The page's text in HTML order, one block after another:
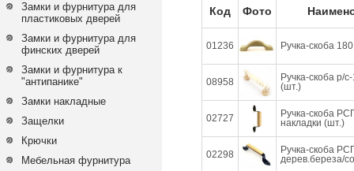
Замки и фурнитура для
пластиковых дверей
Замки и фурнитура для
финских дверей
Замки и фурнитура к
"антипанике"
Замки накладные
Защелки
Крючки
Мебельная фурнитура
Код Фото
01236 Ручка-скоба
08958
Ручка-скоба р/
(шт.)
02727
Ручка-скоба
накладки (шт.)
02298
Ручка-скоба
дерев.береза/